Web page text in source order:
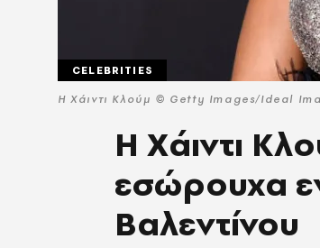
Η Χάιντι Κλούμ © Getty Images/Ideal
CELEBRITIES
H Xάιντι
εσώρουχα
Βαλεντίνου